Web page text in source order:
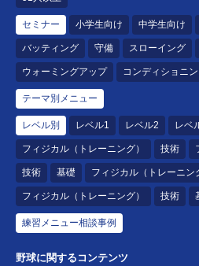
セミナー 小学生向け 中学生向け
バッティング 守備 スローイング
ウォーミングアップ コンディショニ
テーマ別メニュー
レベル別 レベル1 レベル2 レベ
フィジカル（トレーニング） 技術
技術 基礎 フィジカル（トレーニン
フィジカル（トレーニング） 技術
練習メニュー相談事例
野球に関するコンテンツ